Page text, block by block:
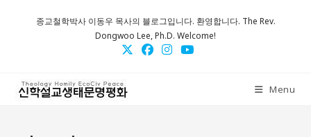
종교철학박사 이동우 목사의 블로그입니다. 환영합니다. The Rev.
Dongwoo Lee, Ph.D. Welcome!
Menu